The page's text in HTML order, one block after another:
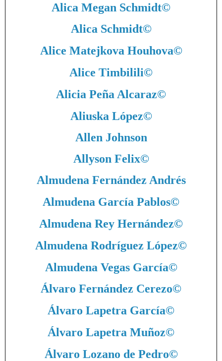
Alica Megan Schmidt©
Alica Schmidt©
Alice Matejkova Houhova©
Alice Timbilili©
Alicia Peña Alcaraz©
Aliuska López©
Allen Johnson
Allyson Felix©
Almudena Fernández Andrés
Almudena García Pablos©
Almudena Rey Hernández©
Almudena Rodríguez López©
Almudena Vegas García©
Álvaro Fernández Cerezo©
Álvaro Lapetra García©
Álvaro Lapetra Muñoz©
Álvaro Lozano de Pedro©